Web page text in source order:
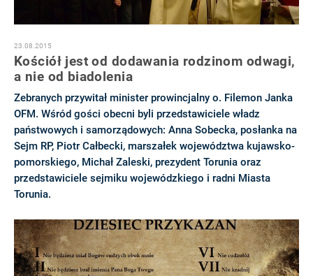
23.08.2015
Kościół jest od dodawania rodzinom odwagi,
a nie od biadolenia
Zebranych przywitał minister prowincjalny o. Filemon Janka
OFM. Wśród gości obecni byli przedstawiciele władz
państwowych i samorządowych: Anna Sobecka, posłanka na
Sejm RP, Piotr Całbecki, marszałek województwa kujawsko-
pomorskiego, Michał Zaleski, prezydent Torunia oraz
przedstawiciele sejmiku wojewódzkiego i radni Miasta
Torunia.